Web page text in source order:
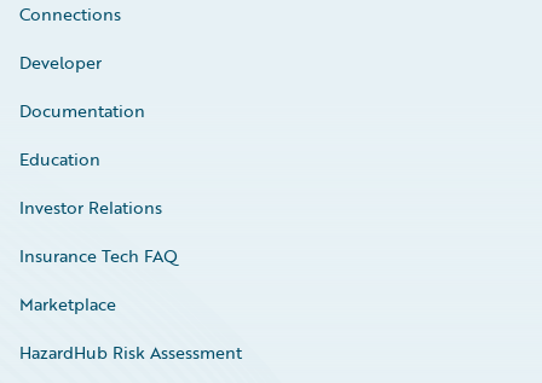
Connections
Developer
Documentation
Education
Investor Relations
Insurance Tech FAQ
Marketplace
HazardHub Risk Assessment